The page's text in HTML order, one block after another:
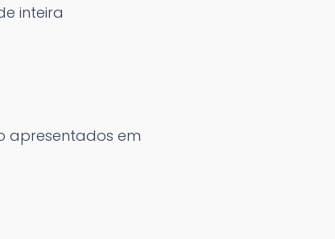
inteira
apresentados em